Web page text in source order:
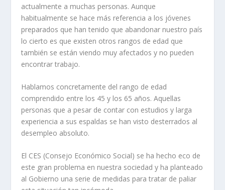
actualmente a muchas personas. Aunque
habitualmente se hace más referencia a los jóvenes
preparados que han tenido que abandonar nuestro país
lo cierto es que existen otros rangos de edad que
también se están viendo muy afectados y no pueden
encontrar trabajo.
Hablamos concretamente del rango de edad
comprendido entre los 45 y los 65 años. Aquellas
personas que a pesar de contar con estudios y larga
experiencia a sus espaldas se han visto desterrados al
desempleo absoluto.
El CES (Consejo Económico Social) se ha hecho eco de
este gran problema en nuestra sociedad y ha planteado
al Gobierno una serie de medidas para tratar de paliar